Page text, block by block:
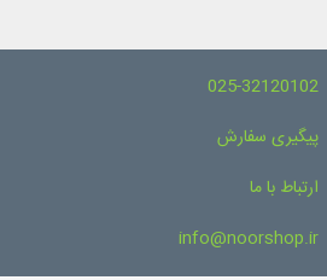
025-32120102
پیگیری سفارش
ارتباط با ما
info@noorshop.ir